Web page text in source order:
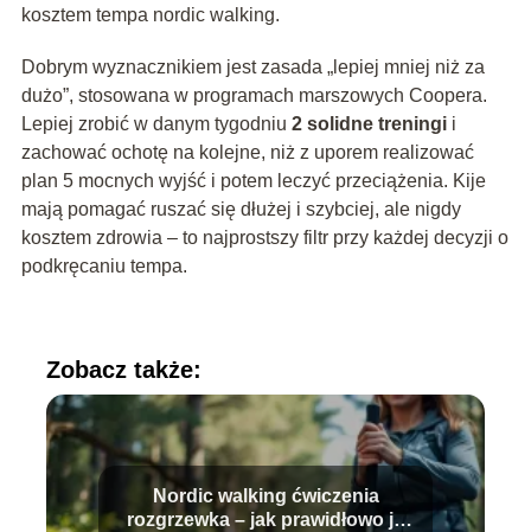
kosztem tempa nordic walking.
Dobrym wyznacznikiem jest zasada „lepiej mniej niż za
dużo”, stosowana w programach marszowych Coopera.
Lepiej zrobić w danym tygodniu 2 solidne treningii
zachować ochotę na kolejne, niż z uporem realizować
plan 5 mocnych wyjść i potem leczyć przeciążenia. Kije
mają pomagać ruszać się dłużej i szybciej, ale nigdy
kosztem zdrowia – to najprostszy filtr przy każdej decyzji o
podkręcaniu tempa.
Zobacz także:
Nordic walking ćwiczenia
rozgrzewka – jak prawidłowo je